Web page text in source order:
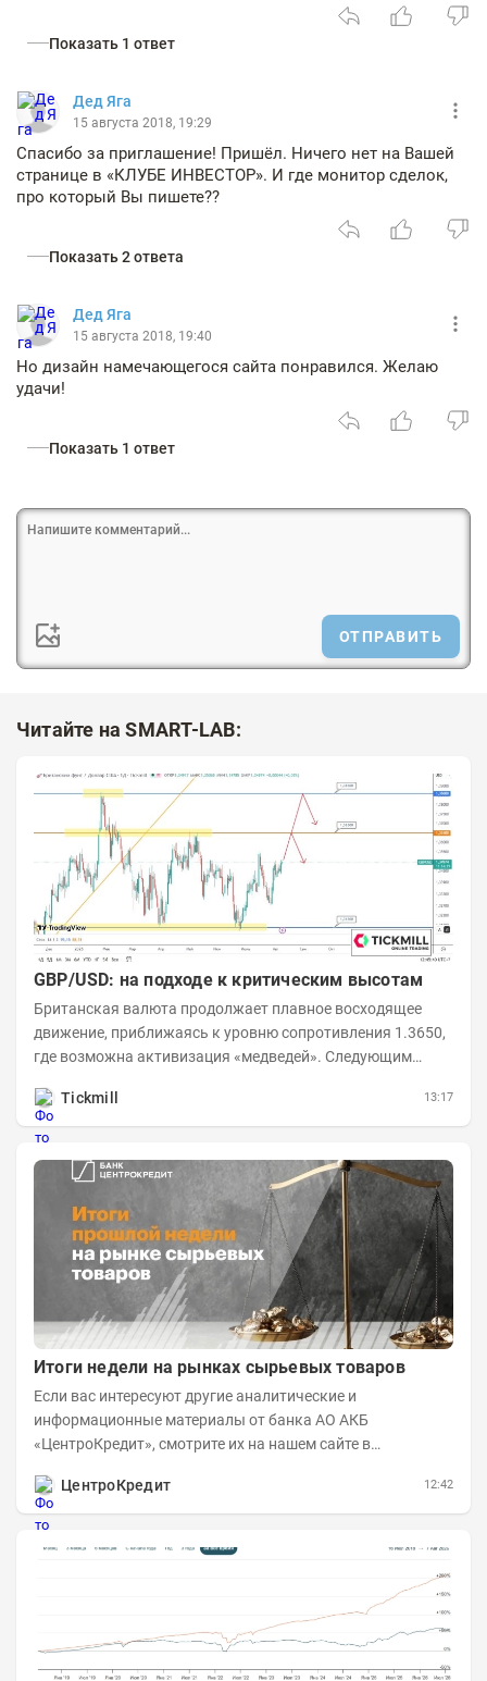
Показать 1 ответ
Дед Яга
15 августа 2018, 19:29
Спасибо за приглашение! Пришёл. Ничего нет на Вашей
странице в «КЛУБЕ ИНВЕСТОР». И где монитор сделок,
про который Вы пишете??
Показать 2 ответа
Дед Яга
15 августа 2018, 19:40
Но дизайн намечающегося сайта понравился. Желаю
удачи!
Показать 1 ответ
ОТПРАВИТЬ
Читайте на SMART-LAB:
GBP/USD: на подходе к критическим высотам
Британская валюта продолжает плавное восходящее
движение, приближаясь к уровню сопротивления 1.3650,
где возможна активизация «медведей». Следующим
Tickmill
13:17
Итоги недели на рынках сырьевых товаров
Если вас интересуют другие аналитические и
информационные материалы от банка АО АКБ
«ЦентроКредит», смотрите их на нашем сайте в
ЦентроКредит
12:42